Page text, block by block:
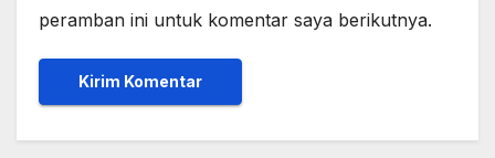
peramban ini untuk komentar saya berikutnya.